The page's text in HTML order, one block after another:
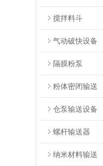
搅拌料斗
气动破快设备
隔膜粉泵
粉体密闭输送
仓泵输送设备
螺杆输送器
纳米材料输送